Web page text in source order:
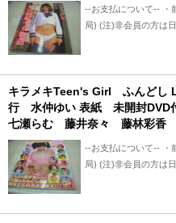
後、5日間保管してい
いです。 5日過ぎまし
・クロネコ便 送料は
に送料記載あり) ※曜
+クロネコ営業所留
認後、2～3日以内で
用、日・祭日かかる
追跡番号は発送前にお
配送状況確認できます
後、5日間保管してい
いです。 5日過ぎまし
--お支払について-- ・
局) (注)非会員の方は
決済利用出来ないと
「振込み」または「
て-- 中古品ですので
ものとご理解/ご了承
--送料について-- ・レ
り+保証なし+ポスト
・クロネコ便 送料は
に送料記載あり) ※曜
+クロネコ営業所留
認後、2～3日以内で
キラメキTeen's Girl ふんどし
行 水仲ゆい 表紙 未開封
七瀬らむ 藤井奈々 藤林彩香
だはるか 永井真希 kyu 相原
様に底部ら赤線引き跡出ていま
--お支払について-- ・
局) (注)非会員の方は
決済利用出来ないと
「振込み」または「
て-- 中古品ですので